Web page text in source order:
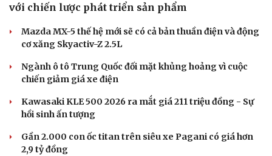
Du lịch
với chiến lược phát triển sản phẩm
Mazda MX-5 thế hệ mới sẽ có cả bản thuần điện và động
cơ xăng Skyactiv-Z 2.5L
Ngành ô tô Trung Quốc đối mặt khủng hoảng vì cuộc
chiến giảm giá xe điện
Kawasaki KLE 500 2026 ra mắt giá 211 triệu đồng - Sự
hồi sinh ấn tượng
Gần 2.000 con ốc titan trên siêu xe Pagani có giá hơn
2,9 tỷ đồng